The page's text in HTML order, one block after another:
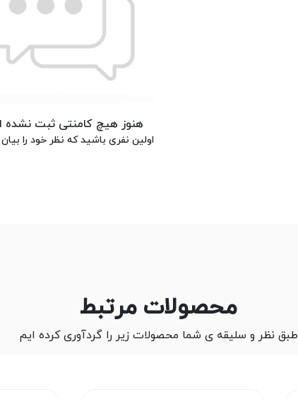
هنوز هیچ کامنتی ثبت
اولین نفری باشید که نظر خود را
محصولات مرتبط
طبق نظر و سلیقه ی شما محصولات زیر را گردآوری کرده ایم